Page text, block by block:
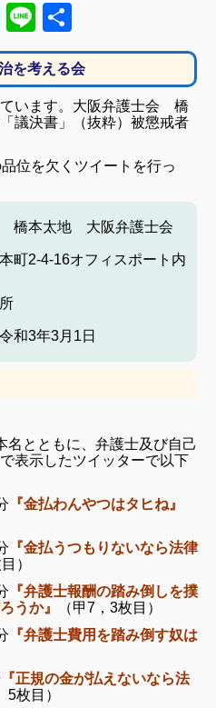
Hatena
Line
有
を考える会
います。 大阪弁護士会 橋
議決書」（抜粋）被懲戒者
位を欠くツイートを行っ
橋本太地 大阪弁護士会
町2-4-16オフィスポート内
法律事務所
告
和3年3月1日
名とともに、弁護士及び自己
表示したツイッターで以下
『金払わんやつはタヒね』
『金払うつもりないなら法律
）
『弁護士報酬の踏み倒しを撲
うか』
（甲7，3枚目）
『弁護士費用を踏み倒す奴は
『正規の金が払えないなら法
5枚目）